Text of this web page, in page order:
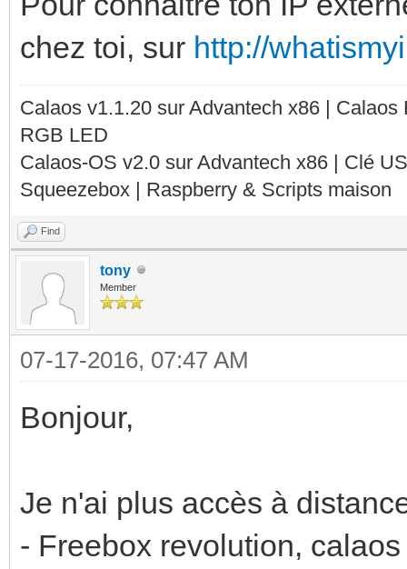
chez toi, sur http://
Calaos v1.1.20 sur Advantech x86 |
RGB LED
Calaos-OS v2.0 sur Advantech x86 | Clé
Squeezebox | Raspberry & Scripts maison
Find
tony
Member
07-17-2016, 07:47 AM
Bonjour,
Je n'ai plus accès à
- Freebox revolution,